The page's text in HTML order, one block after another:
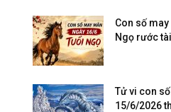
Con số
Ngọ rước
Tử vi con
15/6/2026